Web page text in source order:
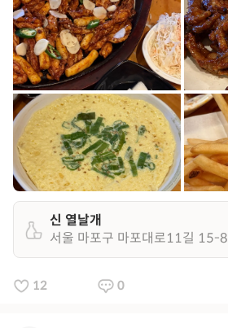
신 열날개
서울 마포구 마포대로11길 15-8
12 0